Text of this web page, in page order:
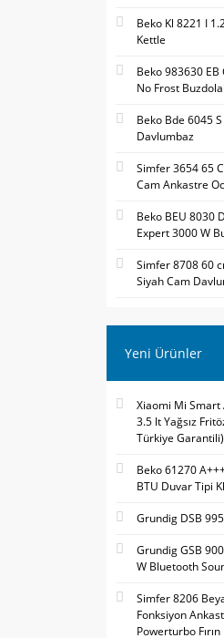
Beko Kl 8221 I
Kettle
Beko 983630 EB
No Frost
Beko Bde 6045
Davlumbaz
Simfer 3654 65
Cam Ankastre
Beko BEU 8030
Expert 3000 W
Simfer 8708 60
Siyah Cam
Yeni Ürünler
Xiaomi Mi Smart
3.5 lt Yağsız
Türkiye Garantili)
Beko 61270
BTU Duvar Tipi
Grundig DSB
Grundig GSB
W Bluetooth
Simfer 8206
Fonksiyon
Powerturbo Fırın